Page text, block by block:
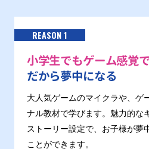
REASON 1
小学生でもゲーム感覚
だから夢中になる
大人気ゲームのマイクラや、ゲ
ナル教材で学びます。魅力的な
ストーリー設定で、お子様が夢
ことができます。